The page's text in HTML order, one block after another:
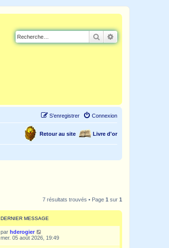
Rechercher
Connexion
S’enregistrer
Livre d'or
Retour au site
7 résultats trouvés • Page 1 sur 1
DERNIER MESSAGE
par hderogier
mer. 05 août 2026, 19:49